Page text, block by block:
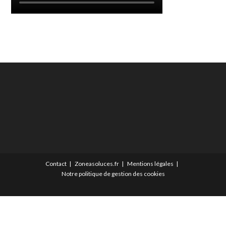
Contact Zoneasoluces.fr
Mentions légales
Notre politique de gestion des cookies